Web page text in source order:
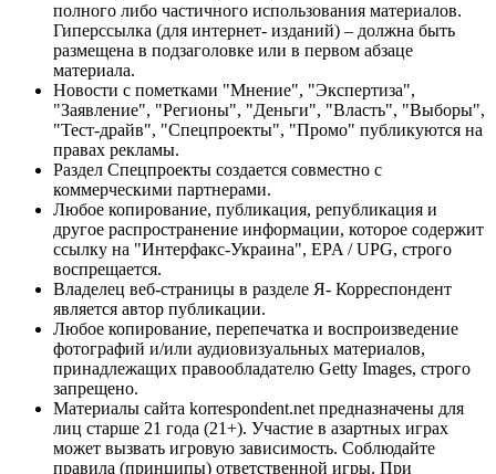
полного либо частичного использования материалов.
Гиперссылка (для интернет- изданий) – должна быть
размещена в подзаголовке или в первом абзаце
материала.
Новости с пометками "Мнение", "Экспертиза",
"Заявление", "Регионы", "Деньги", "Власть", "Выборы",
"Тест-драйв", "Спецпроекты", "Промо" публикуются на
правах рекламы.
Раздел Спецпроекты создается совместно с
коммерческими партнерами.
Любое копирование, публикация, републикация и
другое распространение информации, которое содержит
ссылку на "Интерфакс-Украина", EPA / UPG, строго
воспрещается.
Владелец веб-страницы в разделе Я- Корреспондент
является автор публикации.
Любое копирование, перепечатка и воспроизведение
фотографий и/или аудиовизуальных материалов,
принадлежащих правообладателю Getty Images, строго
запрещено.
Материалы сайта korrespondent.net предназначены для
лиц старше 21 года (21+). Участие в азартных играх
может вызвать игровую зависимость. Соблюдайте
правила (принципы) ответственной игры. При